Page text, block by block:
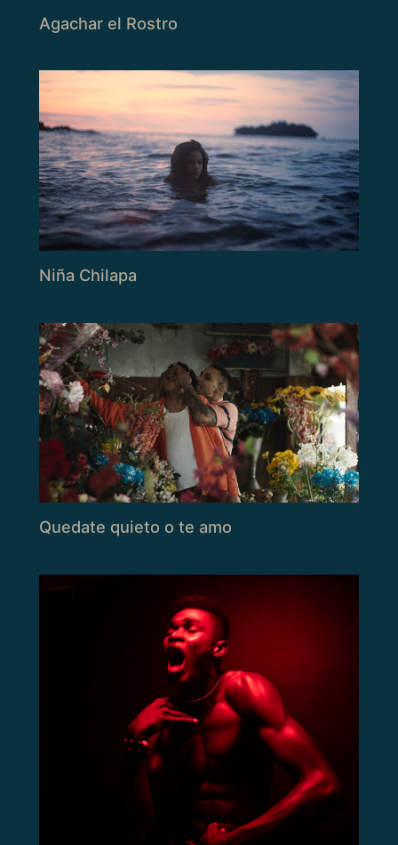
Agachar el Rostro
Niña Chilapa
Quedate quieto o te amo